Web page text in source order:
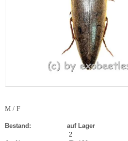
M / F
Bestand:
auf Lager
2